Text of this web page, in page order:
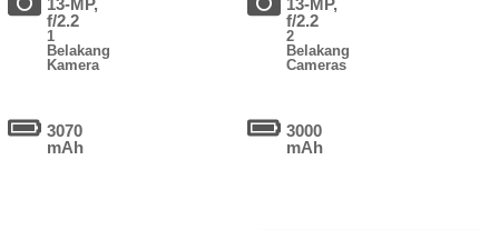
13-MP,
f/2.2
1
Belakang
Kamera
3070
mAh
13-MP,
f/2.2
2
Belakang
Cameras
3000
mAh